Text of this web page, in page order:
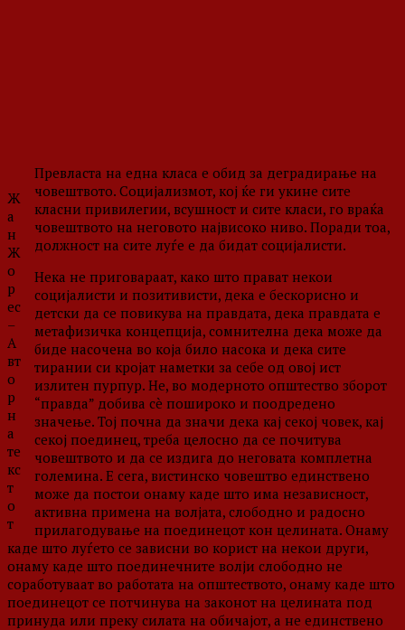
Ж
а
н
Ж
о
р
ес
–
А
вт
о
р
н
а
те
кс
т
о
т
Превласта на една класа е обид за деградирање на
човештвото. Социјализмот, кој ќе ги укине сите
класни привилегии, всушност и сите класи, го враќа
човештвото на неговото највисоко ниво. Поради тоа,
должност на сите луѓе е да бидат социјалисти.
Нека не приговараат, како што прават некои
социјалисти и позитивисти, дека е бескорисно и
детски да се повикува на правдата, дека правдата е
метафизичка концепција, сомнителна дека може да
биде насочена во која било насока и дека сите
тирании си кројат наметки за себе од овој ист
излитен пурпур. Не, во модерното општество зборот
“правда” добива сè пошироко и поодредено
значење. Тој почна да значи дека кај секој човек, кај
секој поединец, треба целосно да се почитува
човештвото и да се издига до неговата комплетна
големина. Е сега, вистинско човештво единствено
може да постои онаму каде што има независност,
активна примена на волјата, слободно и радосно
прилагодување на поединецот кон целината. Онаму
каде што луѓето се зависни во корист на некои други,
онаму каде што поединечните волји слободно не
соработуваат во работата на општеството, онаму каде што
поединецот се потчинува на законот на целината под
принуда или преку силата на обичајот, а не единствено